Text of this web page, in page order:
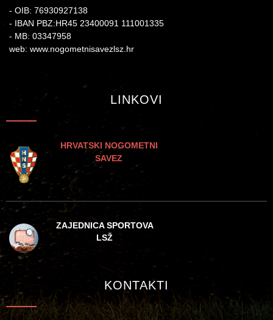
- OIB: 76930927138
- IBAN PBZ:HR45 23400091 111001335
- MB: 03347958
web: www.nogometnisavezlsz.hr
LINKOVI
HRVATSKI NOGOMETNI
SAVEZ
ZAJEDNICA SPORTOVA
LSŽ
KONTAKTI